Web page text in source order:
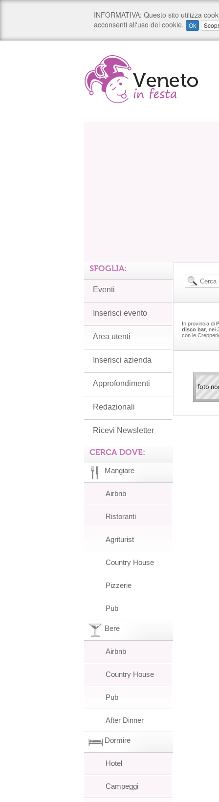
In provincia di
disco bar ,
con le
SFOGLIA:
Eventi
Inserisci evento
Area utenti
Inserisci azienda
Approfondimenti
Redazionali
Ricevi Newsletter
CERCA DOVE:
Mangiare
Airbnb
Ristoranti
Agriturist
Country House
Pizzerie
Pub
Bere
Airbnb
Country House
Pub
After Dinner
Dormire
Hotel
Campeggi